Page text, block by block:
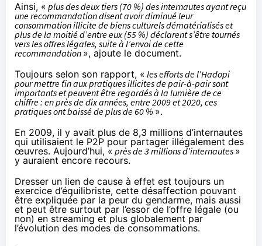
Ainsi, « plus des deux tiers (70 %) des internautes ayant reçu
une recommandation disent avoir diminué leur
consommation illicite de biens culturels dématérialisés et
plus de la moitié d’entre eux (55 %) déclarent s’être tournés
vers les offres légales, suite à l’envoi de cette
recommandation », ajoute le document.
Toujours selon son rapport, « les efforts de l’Hadopi
pour mettre fin aux pratiques illicites de pair-à-pair sont
importants et peuvent être regardés à la lumière de ce
chiffre : en près de dix années, entre 2009 et 2020, ces
pratiques ont baissé de plus de 60 % ».
En 2009, il y avait plus de 8,3 millions d’internautes
qui utilisaient le P2P pour partager illégalement des
œuvres. Aujourd’hui, « près de 3 millions d’internautes »
y auraient encore recours.
Dresser un lien de cause à effet est toujours un
exercice d’équilibriste, cette désaffection pouvant
être expliquée par la peur du gendarme, mais aussi
et peut être surtout par l’essor de l’offre légale (ou
non) en streaming et plus globalement par
l’évolution des modes de consommations.